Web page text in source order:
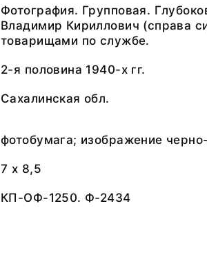
Фотография. Групповая.
Владимир Кириллович (справа
товарищами по службе.
2-я половина 1940-х гг.
Сахалинская обл.
фотобумага; изображение
7 х 8,5
КП-ОФ-1250. Ф-2434